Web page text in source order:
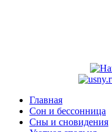
Главная
Сон и бессонница
Сны и сновидения